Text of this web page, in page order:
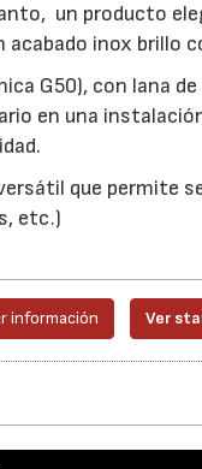
un producto
inox brillo
G50), con lana
en una
que permite
etc.)
información Ver